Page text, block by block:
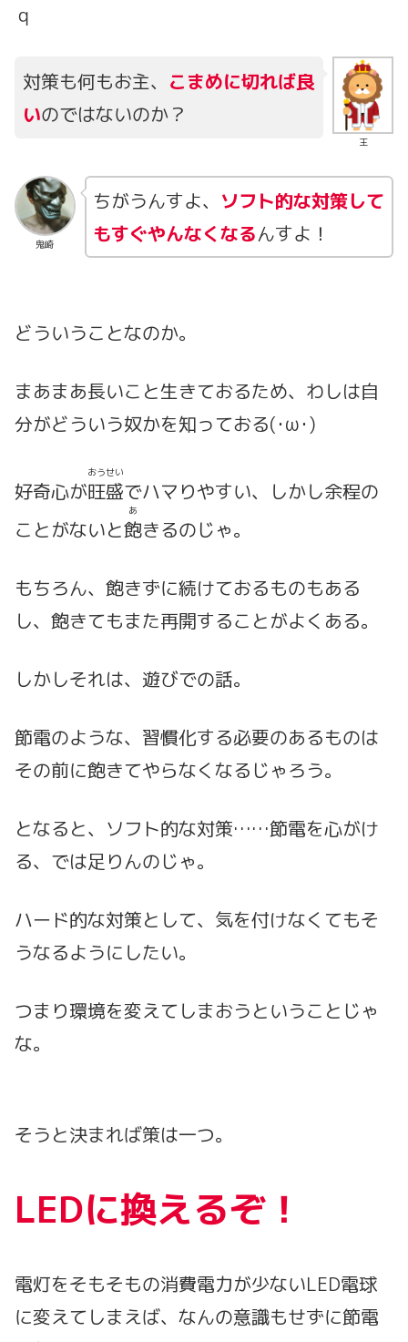
ｑ
王
対策も何もお主、 こまめに切れば良
いのではないのか？
鬼崎
ちがうんすよ、 ソフト的な対策して
もすぐやんなくなるんすよ！
どういうことなのか。
まあまあ長いこと生きておるため、わしは自
分がどういう奴かを知っておる(･ω･)
好奇心が旺盛
おうせい
でハマりやすい、しかし余程の
ことがないと飽
あ
きるのじゃ。
もちろん、飽きずに続けておるものもある
し、飽きてもまた再開することがよくある。
しかしそれは、遊びでの話。
節電のような、習慣化する必要のあるものは
その前に飽きてやらなくなるじゃろう。
となると、ソフト的な対策……節電を心がけ
る、では足りんのじゃ。
ハード的な対策として、気を付けなくてもそ
うなるようにしたい。
つまり環境を変えてしまおうということじゃ
な。
そうと決まれば策は一つ。
LEDに換えるぞ！
電灯をそもそもの消費電力が少ないLED電球
に変えてしまえば、なんの意識もせずに節電